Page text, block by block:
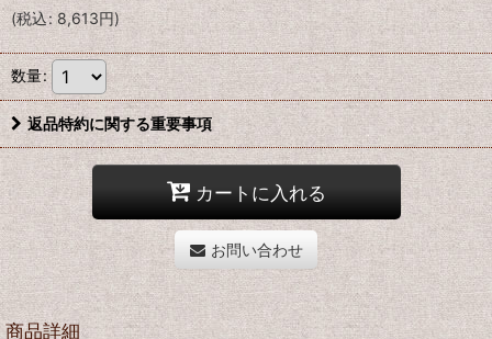
(税込: 8,613円)
数量:
返品特約に関する重要事項
カートに入れる
お問い合わせ
商品詳細